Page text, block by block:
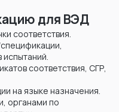
для ВЭД
соответствия.
испытаний.
соответствия, СГР,
на языке назначения.
органами по